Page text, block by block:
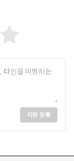
리뷰 등록